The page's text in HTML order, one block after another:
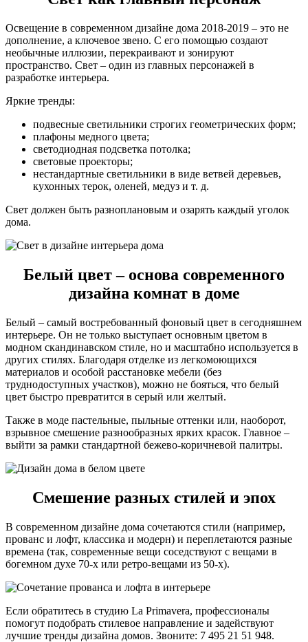
Освещение в современном дизайне дома 2018-2019 – это не
дополнение, а ключевое звено. С его помощью создают
необычные иллюзии, перекраивают и зонируют
пространство. Свет – один из главных персонажей в
разработке интерьера.
Яркие тренды:
подвесные светильники строгих геометрических форм;
плафоны медного цвета;
светодиодная подсветка потолка;
световые проекторы;
нестандартные светильники в виде ветвей деревьев,
кухонных терок, оленей, медуз и т. д.
Свет должен быть разноплановым и озарять каждый уголок
дома.
Белый цвет – основа современного
дизайна комнат в доме
Белый – самый востребованный фоновый цвет в сегодняшнем
интерьере. Он не только выступает основным цветом в
модном скандинавском стиле, но и масштабно используется в
других стилях. Благодаря отделке из легкомоющихся
материалов и особой расстановке мебели (без
труднодоступных участков), можно не бояться, что белый
цвет быстро превратится в серый или желтый.
Также в моде пастельные, пыльные оттенки или, наоборот,
взрывное смешение разнообразных ярких красок. Главное –
выйти за рамки стандартной бежево-коричневой палитры.
Смешение разных стилей и эпох
В современном дизайне дома сочетаются стили (например,
прованс и лофт, классика и модерн) и переплетаются разные
времена (так, современные вещи соседствуют с вещами в
богемном духе 70-х или ретро-вещами из 50-х).
Если обратитесь в студию La Primavera, профессионалы
помогут подобрать стилевое направление и задействуют
лучшие тренды дизайна домов. Звоните: 7 495 21 51 948.